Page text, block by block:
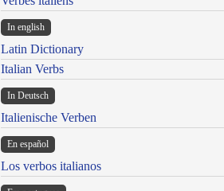
In english
Latin Dictionary
Italian Verbs
In Deutsch
Italienische Verben
En español
Los verbos italianos